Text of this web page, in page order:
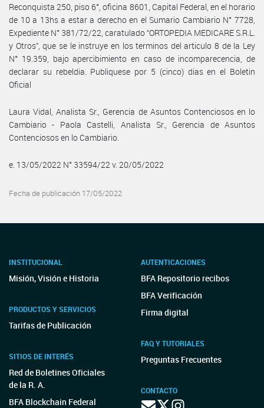
Reconquista 250, piso 6°, oficina 8601, Capital Federal, en el horario
de 10 a 13hs a estar a derecho en el Sumario Cambiario N° 7728,
Expediente N° 381/72/22, caratulado “ORTOPEDIA MEDICARE S.R.L.
y Otros”, que se le instruye en los terminos del articulo 8 de la Ley
N° 19.359, bajo apercibimiento en caso de incomparecencia, de
declarar su rebeldia. Publiquese por 5 (cinco) dias en el Boletin
Oficial
Laura Vidal, Analista Sr., Gerencia de Asuntos Contenciosos en lo
Cambiario - Paola Castelli, Analista Sr., Gerencia de Asuntos
Contenciosos en lo Cambiario.
e. 13/05/2022 N° 33594/22 v. 20/05/2022
Fecha de publicación 17/05/2022
INSTITUCIONAL
Misión, Visión e Historia
PRODUCTOS Y SERVICIOS
Tarifas de Publicación
SITIOS DE INTERÉS
Red de Boletines Oficiales
de la R. A.
BFA Blockchain Federal
AUTENTICACIONES
BFA Repositorio recibos
BFA Verificación
Firma digital
FAQ Y TUTORIALES
Preguntas Frecuentes
CONTACTO